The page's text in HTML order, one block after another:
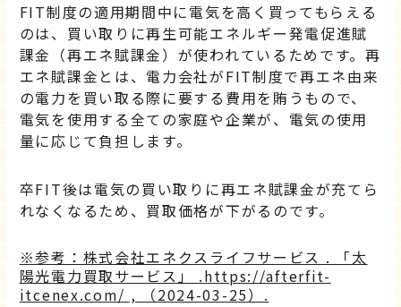
FIT制度の適用期間中に電気を高く買ってもらえる
のは、買い取りに再生可能エネルギー発電促進賦
課金（再エネ賦課金）が使われているためです。再
エネ賦課金とは、電力会社がFIT制度で再エネ由来
の電力を買い取る際に要する費用を賄うもので、
電気を使用する全ての家庭や企業が、電気の使用
量に応じて負担します。
卒FIT後は電気の買い取りに再エネ賦課金が充てら
れなくなるため、買取価格が下がるのです。
※参考：株式会社エネクスライフサービス . 「太
陽光電力買取サービス」 .https://afterfit-
itcenex.com/ , （2024-03-25）.